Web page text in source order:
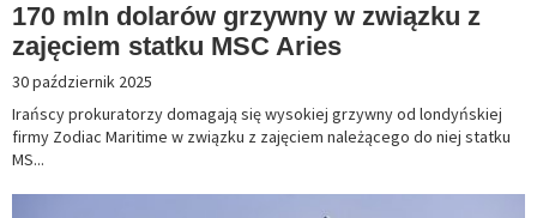
170 mln dolarów grzywny w związku z
zajęciem statku MSC Aries
30 październik 2025
Irańscy prokuratorzy domagają się wysokiej grzywny od londyńskiej
firmy Zodiac Maritime w związku z zajęciem należącego do niej statku
MS...